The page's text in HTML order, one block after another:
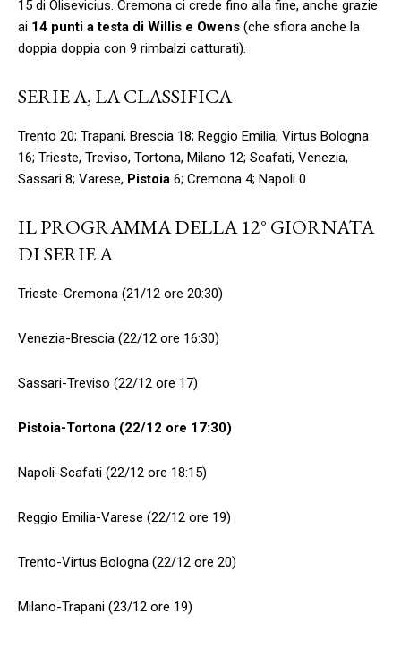
15 di Olisevicius. Cremona ci crede fino alla fine, anche grazie
ai 14 punti a testa di Willis e Owens (che sfiora anche la
doppia doppia con 9 rimbalzi catturati).
SERIE A, LA CLASSIFICA
Trento 20; Trapani, Brescia 18; Reggio Emilia, Virtus Bologna
16; Trieste, Treviso, Tortona, Milano 12; Scafati, Venezia,
Sassari 8; Varese, Pistoia 6; Cremona 4; Napoli 0
IL PROGRAMMA DELLA 12° GIORNATA
DI SERIE A
Trieste-Cremona (21/12 ore 20:30)
Venezia-Brescia (22/12 ore 16:30)
Sassari-Treviso (22/12 ore 17)
Pistoia-Tortona (22/12 ore 17:30)
Napoli-Scafati (22/12 ore 18:15)
Reggio Emilia-Varese (22/12 ore 19)
Trento-Virtus Bologna (22/12 ore 20)
Milano-Trapani (23/12 ore 19)